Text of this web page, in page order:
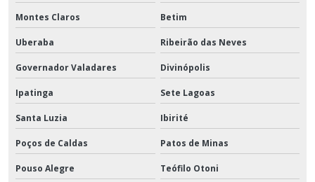
Montes Claros Betim
Uberaba Ribeirão das Neves
Governador Valadares Divinópolis
Ipatinga Sete Lagoas
Santa Luzia Ibirité
Poços de Caldas Patos de Minas
Pouso Alegre Teófilo Otoni